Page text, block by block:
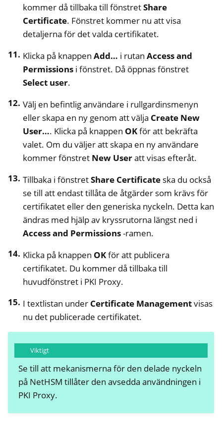
kommer då tillbaka till fönstretShare
Certificate. Fönstret kommer nu att visa
detaljerna för det valda certifikatet.
Klicka på knappen Add… i rutan Access and
Permissions i fönstret. Då öppnas fönstret
Select user.
Välj en befintlig användare i rullgardinsmenyn
eller skapa en ny genom att välja Create New
User…. Klicka på knappen OKför att bekräfta
valet. Om du väljer att skapa en ny användare
kommer fönstret New Useratt visas efteråt.
Tillbaka i fönstretShare Certificate ska du också
se till att endast tillåta de åtgärder som krävs för
certifikatet eller den generiska nyckeln. Detta kan
ändras med hjälp av kryssrutorna längst ned i
Access and Permissions-ramen.
Klicka på knappen OKför att publicera
certifikatet. Du kommer då tillbaka till
huvudfönstret i PKI Proxy.
I textlistan under Certificate Managementvisas
nu det publicerade certifikatet.
Viktigt
Se till att mekanismerna för den delade nyckeln
på NetHSM tillåter den avsedda användningen i
PKI Proxy.